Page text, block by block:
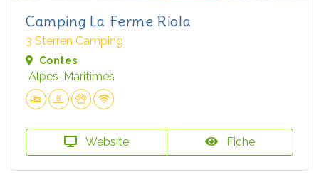
Camping La Ferme Riola
3 Sterren Camping
Contes
Alpes-Maritimes
Website Fiche